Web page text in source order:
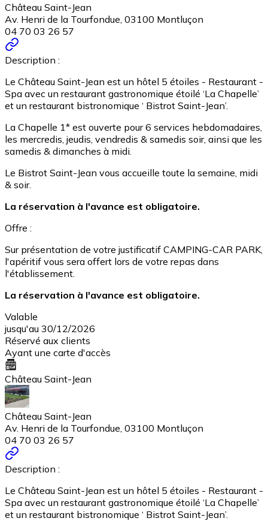
Château Saint-Jean
Av. Henri de la Tourfondue, 03100 Montluçon
04 70 03 26 57
Description :
Le Château Saint-Jean est un hôtel 5 étoiles - Restaurant -
Spa avec un restaurant gastronomique étoilé ‘La Chapelle’
et un restaurant bistronomique ‘ Bistrot Saint-Jean’.
La Chapelle 1* est ouverte pour 6 services hebdomadaires,
les mercredis, jeudis, vendredis & samedis soir, ainsi que les
samedis & dimanches à midi.
Le Bistrot Saint-Jean vous accueille toute la semaine, midi
& soir.
La réservation à l'avance est obligatoire.
Offre :
Sur présentation de votre justificatif CAMPING-CAR PARK,
l'apéritif vous sera offert lors de votre repas dans
l'établissement.
La réservation à l'avance est obligatoire.
Valable
jusqu'au 30/12/2026
Réservé aux clients
Ayant une carte d'accès
Château Saint-Jean
Château Saint-Jean
Av. Henri de la Tourfondue, 03100 Montluçon
04 70 03 26 57
Description :
Le Château Saint-Jean est un hôtel 5 étoiles - Restaurant -
Spa avec un restaurant gastronomique étoilé ‘La Chapelle’
et un restaurant bistronomique ‘ Bistrot Saint-Jean’.